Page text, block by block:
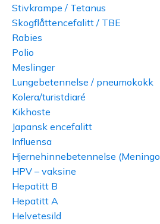
Stivkrampe / Tetanus
Skogflåttencefalitt / TBE
Rabies
Polio
Meslinger
Lungebetennelse / pneumokokk
Kolera/turistdiaré
Kikhoste
Japansk encefalitt
Influensa
Hjernehinnebetennelse
HPV – vaksine
Hepatitt B
Hepatitt A
Helvetesild